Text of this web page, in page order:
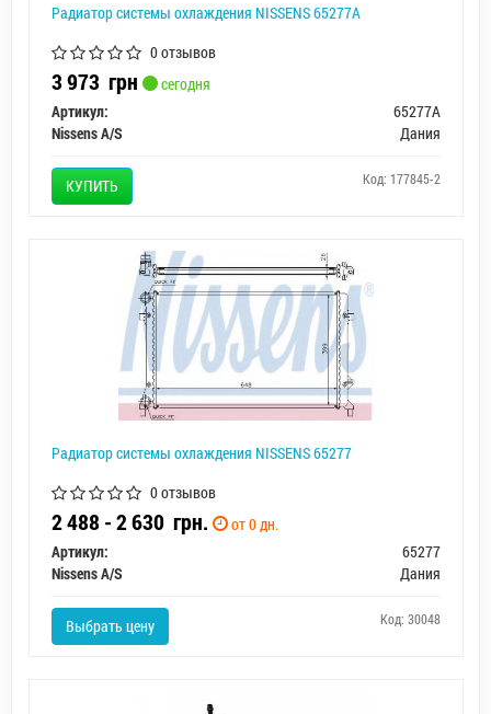
Радиатор системы охлаждения NISSENS 65277A
0 отзывов
3 973 грн
сегодня
Артикул:
65277A
Nissens A/S
Дания
КУПИТЬ Код: 177845-2
Радиатор системы охлаждения NISSENS 65277
0 отзывов
2 488 - 2 630 грн.
от 0 дн.
Артикул:
65277
Nissens A/S
Дания
Выбрать цену Код: 30048